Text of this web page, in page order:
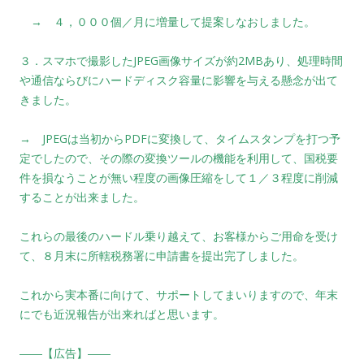
→ ４，０００個／月に増量して提案しなおしました。
３．スマホで撮影したJPEG画像サイズが約2MBあり、処理時間
や通信ならびにハードディスク容量に影響を与える懸念が出て
きました。
→ JPEGは当初からPDFに変換して、タイムスタンプを打つ予
定でしたので、その際の変換ツールの機能を利用して、国税要
件を損なうことが無い程度の画像圧縮をして１／３程度に削減
することが出来ました。
これらの最後のハードル乗り越えて、お客様からご用命を受け
て、８月末に所轄税務署に申請書を提出完了しました。
これから実本番に向けて、サポートしてまいりますので、年末
にでも近況報告が出来ればと思います。
――【広告】――